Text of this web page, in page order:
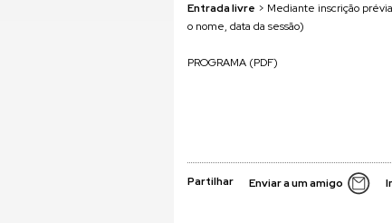
Entrada livre > Mediante inscrição
o nome, data da sessão)
PROGRAMA (PDF)
Partilhar Enviar a um amigo